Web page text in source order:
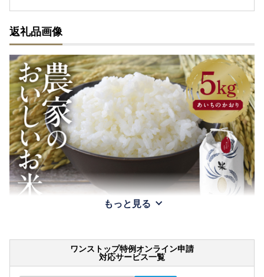
返礼品画像
もっと見る
ワンストップ特例オンライン申請
対応サービス一覧